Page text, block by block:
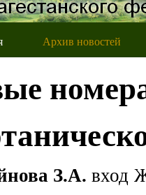
Архив новостей
З.А. вход